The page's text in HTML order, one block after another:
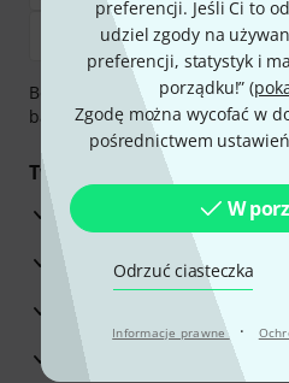
preferencji. Jeśli Ci to
udziel zgody na
preferencji, statystyk i
porządku!” (
Zgodę można wycofać w
pośrednictwem
W
Odrzuć ciasteczka
Informacje prawne ·
Bezpieczna płatność przez Za
bankowy, PayPal, Blik lub Karta
Twoje korzyści
3-letnia Gwarancja
30-dniowa gwarancja
Porada naszych ekspertów